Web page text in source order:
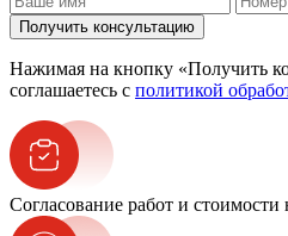
Получить консультацию
Нажимая на кнопку «Получить
соглашаетесь с политикой
Согласование работ и стоимости